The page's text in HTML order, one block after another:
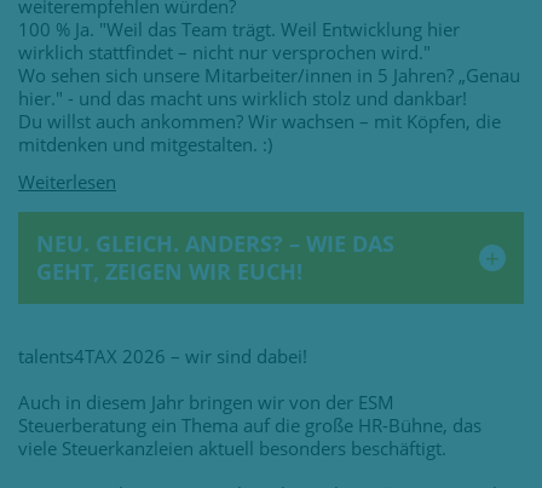
weiterempfehlen würden?
100 % Ja. "Weil das Team trägt. Weil Entwicklung hier
wirklich stattfindet – nicht nur versprochen wird."
Wo sehen sich unsere Mitarbeiter/innen in 5 Jahren? „Genau
hier." - und das macht uns wirklich stolz und dankbar!
Du willst auch ankommen? Wir wachsen – mit Köpfen, die
mitdenken und mitgestalten. :)
NEU. GLEICH. ANDERS? – WIE DAS
GEHT, ZEIGEN WIR EUCH!
talents4TAX 2026 – wir sind dabei!
Auch in diesem Jahr bringen wir von der ESM
Steuerberatung ein Thema auf die große HR-Bühne, das
viele Steuerkanzleien aktuell besonders beschäftigt.